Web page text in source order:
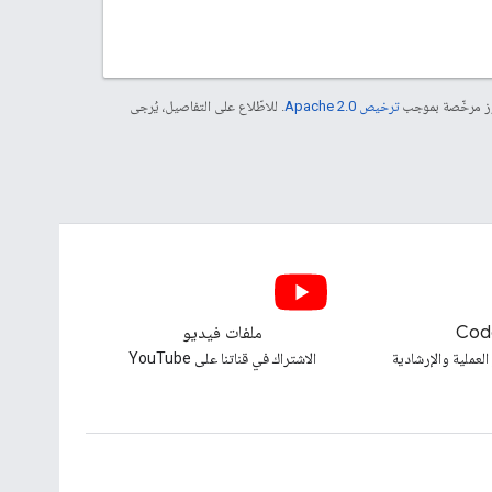
مرخّصة بموجبترخيص Apache 2.0‏
. للاطّلاع على التفاصيل، يُرجى
والإرشادية
ملفات فيديو
الاشتراك في قناتنا على YouTube